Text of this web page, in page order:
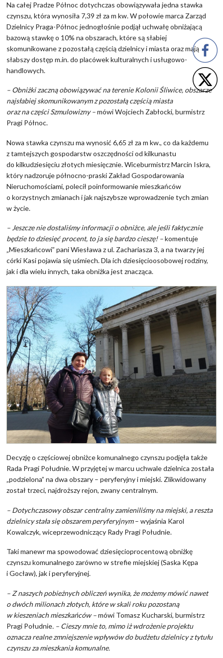
Na całej Pradze Północ dotychczas obowiązywała jedna stawka
czynszu, która wynosiła 7,39 zł za m kw. W połowie marca Zarząd
Dzielnicy Praga-Północ jednogłośnie podjął uchwałę obniżającą
bazową stawkę o 10% na obszarach, które są słabiej
skomunikowane z pozostałą częścią dzielnicy i miasta oraz mają
słabszy dostęp m.in. do placówek kulturalnych i usługowo-
handlowych.
– Obniżki zaczną obowiązywać na terenie Kolonii Śliwice, obszarze
najsłabiej skomunikowanym z pozostałą częścią miasta
oraz na części Szmulowizny –mówi Wojciech Zabłocki, burmistrz
Pragi Północ.
Nowa stawka czynszu ma wynosić 6,65 zł za m kw., co da każdemu
z tamtejszych gospodarstw oszczędności od kilkunastu
do kilkudziesięciu złotych miesięcznie. Wiceburmistrz Marcin Iskra,
który nadzoruje północno-praski Zakład Gospodarowania
Nieruchomościami, polecił poinformowanie mieszkańców
o korzystnych zmianach i jak najszybsze wprowadzenie tych zmian
w życie.
– Jeszcze nie dostaliśmy informacji o obniżce, ale jeśli faktycznie
będzie to dziesięć procent, to ja się bardzo cieszę! –komentuje
„Mieszkańcowi” pani Wiesława z ul. Zachariasza 3, a na twarzy jej
córki Kasi pojawia się uśmiech. Dla ich dziesięcioosobowej rodziny,
jak i dla wielu innych, taka obniżka jest znacząca.
Decyzję o częściowej obniżce komunalnego czynszu podjęła także
Rada Pragi Południe. W przyjętej w marcu uchwale dzielnica została
„podzielona” na dwa obszary – peryferyjny i miejski. Zlikwidowany
został trzeci, najdroższy rejon, zwany centralnym.
– Dotychczasowy obszar centralny zamieniliśmy na miejski, a reszta
dzielnicy stała się obszarem peryferyjnym– wyjaśnia Karol
Kowalczyk, wiceprzewodniczący Rady Pragi Południe.
Taki manewr ma spowodować dziesięcioprocentową obniżkę
czynszu komunalnego zarówno w strefie miejskiej (Saska Kępa
i Gocław), jak i peryferyjnej.
– Z naszych pobieżnych obliczeń wynika, że możemy mówić nawet
o dwóch milionach złotych, które w skali roku pozostaną
w kieszeniach mieszkańców –mówi Tomasz Kucharski, burmistrz
Pragi Południe. – Cieszy mnie to, mimo iż wdrożenie projektu
oznacza realne zmniejszenie wpływów do budżetu dzielnicy z tytułu
czynszu za mieszkania komunalne.